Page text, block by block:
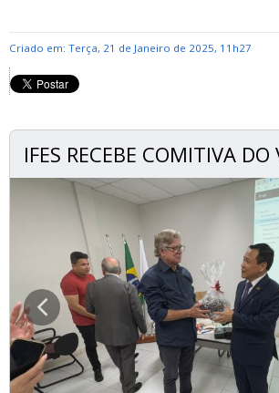
Criado em: Terça, 21 de Janeiro de 2025, 11h27
IFES RECEBE COMITIVA DO